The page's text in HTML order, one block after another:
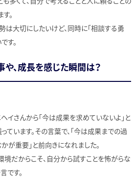
。
は大切にしたいけど、同時に「相談する勇
す。
、成長を感じた瞬間は？
イさんから「今は成果を求めていないよ」と
ています。その言葉で、「今は成果までの過
が重要」と前向きになれました。
境だからこそ、自分から試すことを怖がらな
です。